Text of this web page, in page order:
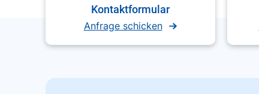
Kontaktformular
Anfrage schicken